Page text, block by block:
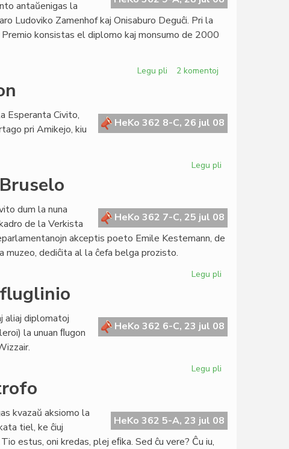
antaŭenigas la
Ludoviko Zamenhof kaj Onisaburo Deguĉi. Pri la
konsistas el diplomo kaj monsumo de 2000
Legu pli
protesto
2 komentoj
HeKo 362 8-C, 26 jul 08
Esperanta Civito,
pri Amikejo, kiu
Legu pli
Amikejon
HeKo 362 7-C, 25 jul 08
dum la nuna
de la Verkista
akceptis poeto Emile Kestemann, de
muzeo, dediĉita al la ĉefa belga prozisto.
Legu pli
laboris
en
fluglinio
HeKo 362 6-C, 23 jul 08
aliaj diplomatoj
la unuan ﬂugon
Legu pli
de
nova
HeKo 362 5-A, 23 jul 08
kvazaŭ aksiomo la
tiel, ke ĉiuj
estus, oni kredas, plej eﬁka. Sed ĉu vere? Ĉu iu,